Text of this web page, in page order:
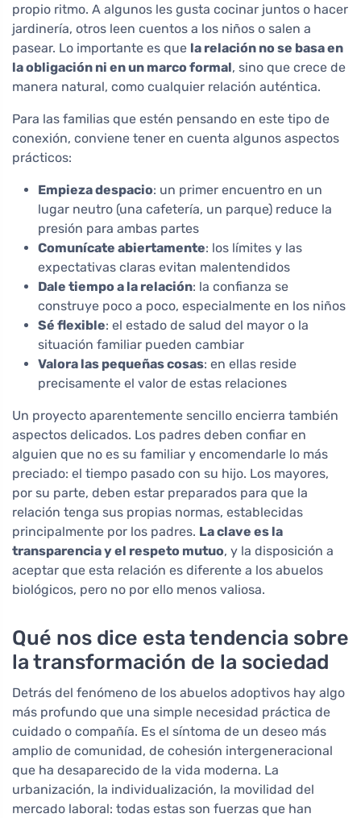
propio ritmo. A algunos les gusta cocinar juntos o hacer
jardinería, otros leen cuentos a los niños o salen a
pasear. Lo importante es que la relación no se basa en
la obligación ni en un marco formal, sino que crece de
manera natural, como cualquier relación auténtica.
Para las familias que estén pensando en este tipo de
conexión, conviene tener en cuenta algunos aspectos
prácticos:
Empieza despacio: un primer encuentro en un
lugar neutro (una cafetería, un parque) reduce la
presión para ambas partes
Comunícate abiertamente: los límites y las
expectativas claras evitan malentendidos
Dale tiempo a la relación: la confianza se
construye poco a poco, especialmente en los niños
Sé flexible: el estado de salud del mayor o la
situación familiar pueden cambiar
Valora las pequeñas cosas: en ellas reside
precisamente el valor de estas relaciones
Un proyecto aparentemente sencillo encierra también
aspectos delicados. Los padres deben confiar en
alguien que no es su familiar y encomendarle lo más
preciado: el tiempo pasado con su hijo. Los mayores,
por su parte, deben estar preparados para que la
relación tenga sus propias normas, establecidas
principalmente por los padres. La clave es la
transparencia y el respeto mutuo, y la disposición a
aceptar que esta relación es diferente a los abuelos
biológicos, pero no por ello menos valiosa.
Qué nos dice esta tendencia sobre
la transformación de la sociedad
Detrás del fenómeno de los abuelos adoptivos hay algo
más profundo que una simple necesidad práctica de
cuidado o compañía. Es el síntoma de un deseo más
amplio de comunidad, de cohesión intergeneracional
que ha desaparecido de la vida moderna. La
urbanización, la individualización, la movilidad del
mercado laboral: todas estas son fuerzas que han